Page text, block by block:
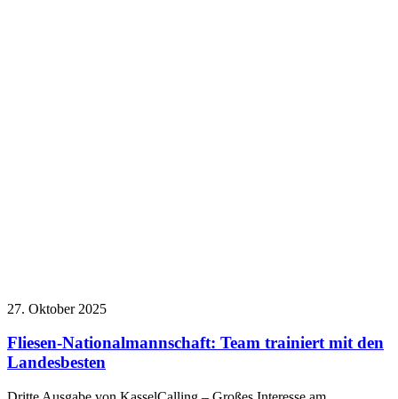
27. Oktober 2025
Fliesen-Nationalmannschaft: Team trainiert mit den
Landesbesten